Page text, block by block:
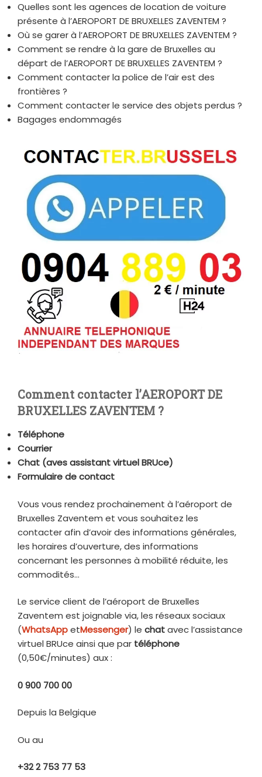
Quelles sont les agences de location de voiture
présente à l’AEROPORT DE BRUXELLES ZAVENTEM ?
Où se garer à l’AEROPORT DE BRUXELLES ZAVENTEM ?
Comment se rendre à la gare de Bruxelles au
départ de l’AEROPORT DE BRUXELLES ZAVENTEM ?
Comment contacter la police de l’air est des
frontières ?
Comment contacter le service des objets perdus ?
Bagages endommagés
Comment contacter l’AEROPORT DE
BRUXELLES ZAVENTEM ?
Téléphone
Courrier
Chat (aves assistant virtuel BRUce)
Formulaire de contact
Vous vous rendez prochainement à l’aéroport de
Bruxelles Zaventem et vous souhaitez les
contacter afin d’avoir des informations générales,
les horaires d’ouverture, des informations
concernant les personnes à mobilité réduite, les
commodités…
Le service client de l’aéroport de Bruxelles
Zaventem est joignable via, les réseaux sociaux
(WhatsAppetMessenger) le chatavec l’assistance
virtuel BRUce ainsi que par téléphone
(0,50€/minutes) aux :
0 900 700 00
Depuis la Belgique
Ou au
+32 2 753 77 53